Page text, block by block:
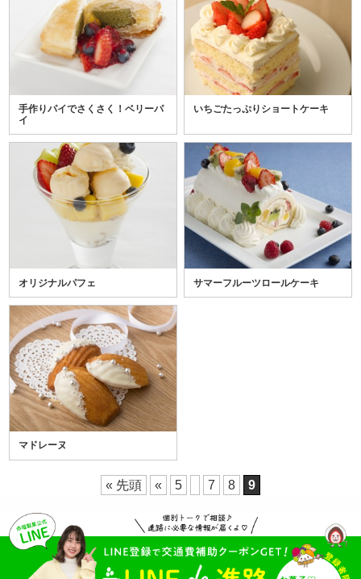
手作りパイでさくさく！ベリーパ
イ
いちごたっぷりショートケーキ
オリジナルパフェ サマーフルーツロールケーキ
マドレーヌ
« 先頭 « 5 7 8 9